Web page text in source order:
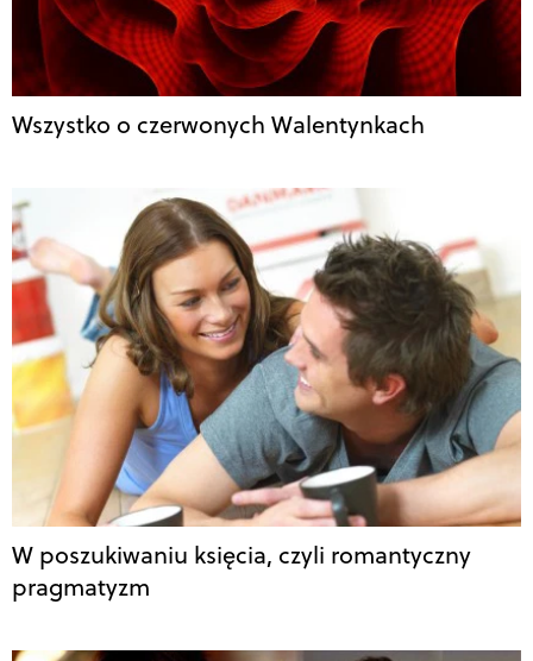
Wszystko o czerwonych Walentynkach
W poszukiwaniu księcia, czyli romantyczny
pragmatyzm